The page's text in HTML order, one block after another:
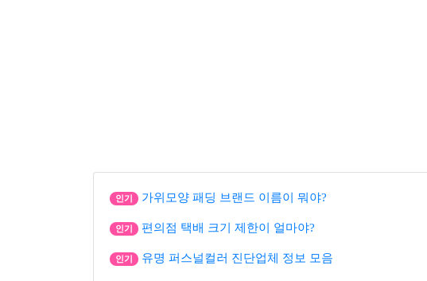
인기 가위모양 패딩 브랜드 이름이 뭐야?
인기 편의점 택배 크기 제한이 얼마야?
인기 유명 퍼스널컬러 진단업체 정보 모음